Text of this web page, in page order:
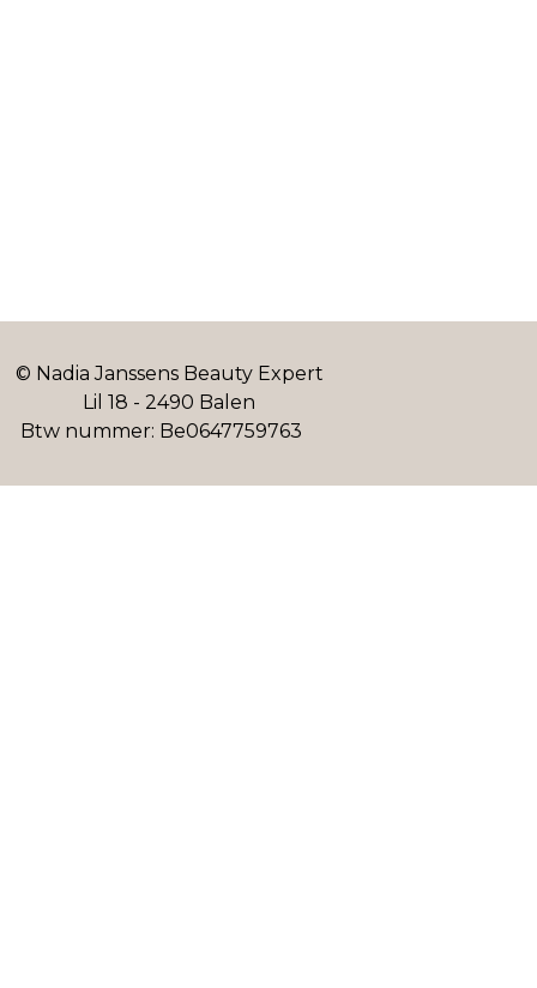
© Nadia Janssens Beauty Expert
Lil 18 - 2490 Balen
Btw nummer: Be0647759763